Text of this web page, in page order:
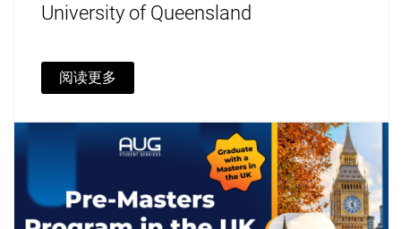
University of Queensland
阅读更多